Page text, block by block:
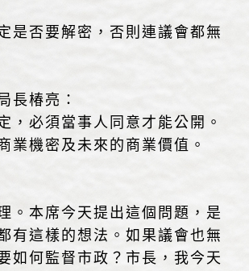
否要解密，否則連議會都無
長椿亮：
必須當事人同意才能公開。
業機密及未來的商業價值。
本席今天提出這個問題，是
有這樣的想法。如果議會也無
如何監督市政？市長，我今天